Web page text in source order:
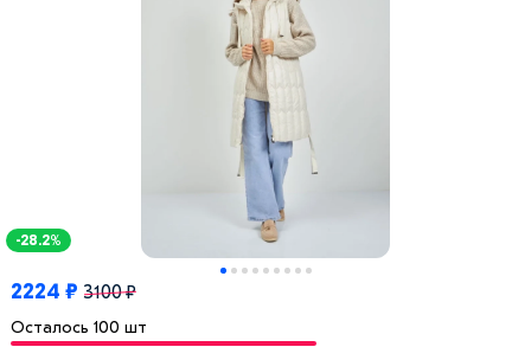
-28.2%
2224 ₽ 3100 ₽
Осталось 100 шт